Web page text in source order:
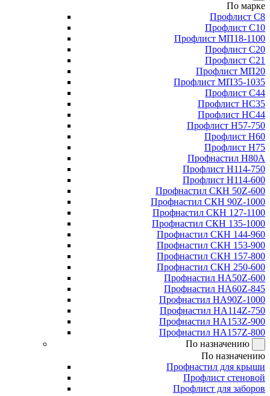
По марке
Профлист С8
Профлист С10
Профлист МП18-1100
Профлист С20
Профлист С21
Профлист МП20
Профлист МП35-1035
Профлист С44
Профлист НС35
Профлист НС44
Профлист Н57-750
Профлист Н60
Профлист Н75
Профнастил Н80А
Профлист Н114-750
Профлист Н114-600
Профнастил СКН 50Z-600
Профнастил СКН 90Z-1000
Профнастил СКН 127-1100
Профнастил СКН 135-1000
Профнастил СКН 144-960
Профнастил СКН 153-900
Профнастил СКН 157-800
Профнастил СКН 250-600
Профнастил НА50Z-600
Профнастил НА60Z-845
Профнастил НА90Z-1000
Профнастил НА114Z-750
Профнастил НА153Z-900
Профнастил НА157Z-800
По назначению
По назначению
Профнастил для крыши
Профлист стеновой
Профлист для заборов